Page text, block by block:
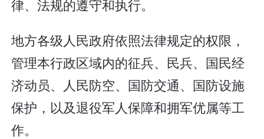
律、法规的遵守和执行。
地方各级人民政府依照法律规定的权限，
管理本行政区域内的征兵、民兵、国民经
济动员、人民防空、国防交通、国防设施
保护，以及退役军人保障和拥军优属等工
作。